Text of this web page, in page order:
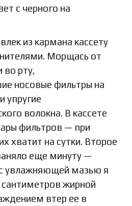
с черного на
из кармана кассету
Морщась от
во рту,
носовые фильтры на
упругие
волокна. В кассете
фильтров — при
хватит на сутки. Второе
еще минуту —
увлажняющей мазью я
жирной
втер ее в